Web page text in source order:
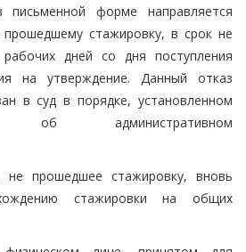
письменной форме направляется
стажировку, в срок не
дней со дня поступления
на утверждение. Данный отказ
в суд в порядке, установленном
об административном
не прошедшее стажировку, вновь
стажировки на общих